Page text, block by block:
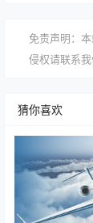
免责声明：
侵权请联系我
猜你喜欢